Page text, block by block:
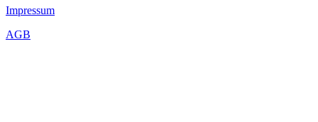
Impressum
AGB